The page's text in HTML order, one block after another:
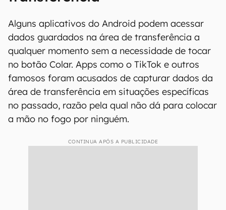
Alguns aplicativos do Android podem acessar
dados guardados na área de transferência a
qualquer momento sem a necessidade de tocar
no botão Colar. Apps como o TikTok e outros
famosos foram acusados de capturar dados da
área de transferência em situações específicas
no passado, razão pela qual não dá para colocar
a mão no fogo por ninguém.
CONTINUA APÓS A PUBLICIDADE